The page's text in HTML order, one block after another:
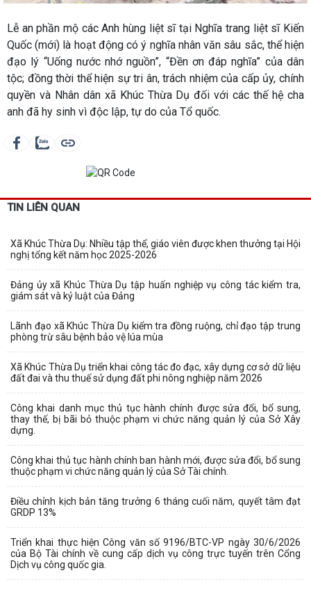
Lễ an phần mộ các Anh hùng liệt sĩ tại Nghĩa trang liệt sĩ Kiến
Quốc (mới) là hoạt động có ý nghĩa nhân văn sâu sắc, thể hiện
đạo lý “Uống nước nhớ nguồn”, “Đền ơn đáp nghĩa” của dân
tộc; đồng thời thể hiện sự tri ân, trách nhiệm của cấp ủy, chính
quyền và Nhân dân xã Khúc Thừa Dụ đối với các thế hệ cha
anh đã hy sinh vì độc lập, tự do của Tổ quốc.
TIN LIÊN QUAN
Xã Khúc Thừa Dụ: Nhiều tập thể, giáo viên được khen thưởng tại Hội
nghị tổng kết năm học 2025-2026
Đảng ủy xã Khúc Thừa Dụ tập huấn nghiệp vụ công tác kiểm tra,
giám sát và kỷ luật của Đảng
Lãnh đạo xã Khúc Thừa Dụ kiểm tra đồng ruộng, chỉ đạo tập trung
phòng trừ sâu bệnh bảo vệ lúa mùa
Xã Khúc Thừa Dụ triển khai công tác đo đạc, xây dựng cơ sở dữ liệu
đất đai và thu thuế sử dụng đất phi nông nghiệp năm 2026
Công khai danh mục thủ tục hành chính được sửa đổi, bổ sung,
thay thế, bị bãi bỏ thuộc phạm vi chức năng quản lý của Sở Xây
dựng.
Công khai thủ tục hành chính ban hành mới, được sửa đổi, bổ sung
thuộc phạm vi chức năng quản lý của Sở Tài chính.
Điều chỉnh kịch bản tăng trưởng 6 tháng cuối năm, quyết tâm đạt
GRDP 13%
Triển khai thực hiện Công văn số 9196/BTC-VP ngày 30/6/2026
của Bộ Tài chính về cung cấp dịch vụ công trực tuyến trên Cổng
Dịch vụ công quốc gia.